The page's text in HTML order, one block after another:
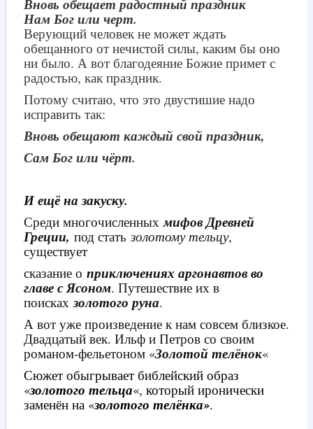
Вновь обещает радостный праздник
Нам Бог или черт.
Верующий человек не может ждать
обещанного от нечистой силы, каким бы оно
ни было. А вот благодеяние Божие примет с
радостью, как праздник.
Потому считаю, что это двустишие надо
исправить так:
Вновь обещают каждый свой праздник,
Сам Бог или чёрт.
И ещё на закуску.
Среди многочисленныхмифов Древней
Греции, под статьзолотому тельцу,
существует
сказание о приключениях аргонавтов во
главе с Ясоном. Путешествие их в
поискахзолотого руна.
А вот уже произведение к нам совсем близкое.
Двадцатый век. Ильф и Петров со своим
романом-фельетоном «Золотой телёнок«
Сюжет обыгрывает библейский образ
«золотого тельца«, который иронически
заменён на «золотого телёнка».